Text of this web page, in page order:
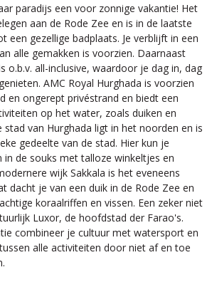
paradijs een voor zonnige vakantie! Het
aan de Rode Zee en is in de laatste
een gezellige badplaats. Je verblijft in een
alle gemakken is voorzien. Daarnaast
o.b.v. all-inclusive, waardoor je dag in, dag
AMC Royal Hurghada is voorzien
en ongerept privéstrand en biedt een
op het water, zoals duiken en
stad van Hurghada ligt in het noorden en is
gedeelte van de stad. Hier kun je
in de souks met talloze winkeltjes en
wijk Sakkala is het eveneens
dacht je van een duik in de Rode Zee en
koraalriffen en vissen. Een zeker niet
Luxor, de hoofdstad der Farao's.
combineer je cultuur met watersport en
alle activiteiten door niet af en toe